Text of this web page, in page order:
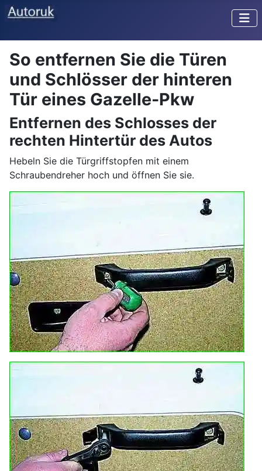
So entfernen Sie die Türen
und Schlösser der hinteren
Tür eines Gazelle-Pkw
Entfernen des Schlosses der
rechten Hintertür des Autos
Hebeln Sie die Türgriffstopfen mit einem
Schraubendreher hoch und öffnen Sie sie.